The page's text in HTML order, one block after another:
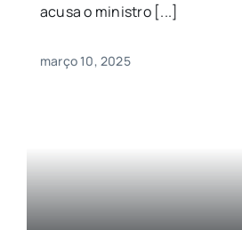
acusa o ministro [...]
março 10, 2025